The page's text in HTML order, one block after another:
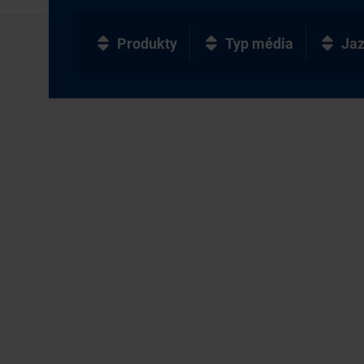
Produkty Typ média